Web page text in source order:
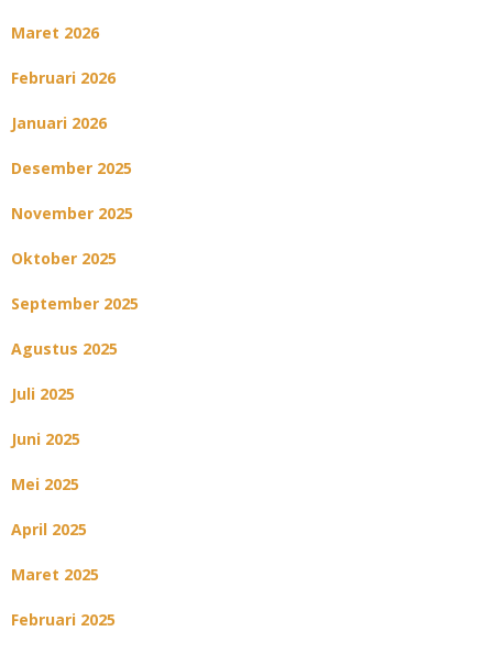
Maret 2026
Februari 2026
Januari 2026
Desember 2025
November 2025
Oktober 2025
September 2025
Agustus 2025
Juli 2025
Juni 2025
Mei 2025
April 2025
Maret 2025
Februari 2025